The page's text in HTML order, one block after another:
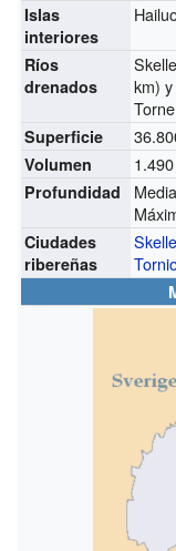
Islas
interiores
Ríos
drenados
km)
Superficie
Volumen
Profundidad
Ciudades
ribereñas